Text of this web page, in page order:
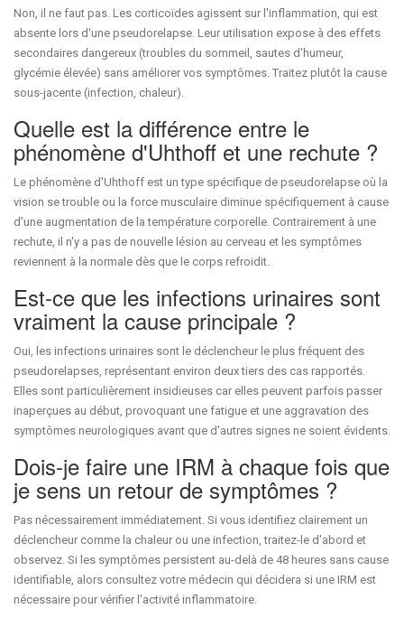
Non, il ne faut pas. Les corticoïdes agissent sur l'inflammation, qui est
absente lors d'une pseudorelapse. Leur utilisation expose à des effets
secondaires dangereux (troubles du sommeil, sautes d'humeur,
glycémie élevée) sans améliorer vos symptômes. Traitez plutôt la cause
sous-jacente (infection, chaleur).
Quelle est la différence entre le
phénomène d'Uhthoff et une rechute ?
Le phénomène d'Uhthoff est un type spécifique de pseudorelapse où la
vision se trouble ou la force musculaire diminue spécifiquement à cause
d'une augmentation de la température corporelle. Contrairement à une
rechute, il n'y a pas de nouvelle lésion au cerveau et les symptômes
reviennent à la normale dès que le corps refroidit.
Est-ce que les infections urinaires sont
vraiment la cause principale ?
Oui, les infections urinaires sont le déclencheur le plus fréquent des
pseudorelapses, représentant environ deux tiers des cas rapportés.
Elles sont particulièrement insidieuses car elles peuvent parfois passer
inaperçues au début, provoquant une fatigue et une aggravation des
symptômes neurologiques avant que d'autres signes ne soient évidents.
Dois-je faire une IRM à chaque fois que
je sens un retour de symptômes ?
Pas nécessairement immédiatement. Si vous identifiez clairement un
déclencheur comme la chaleur ou une infection, traitez-le d'abord et
observez. Si les symptômes persistent au-delà de 48 heures sans cause
identifiable, alors consultez votre médecin qui décidera si une IRM est
nécessaire pour vérifier l'activité inflammatoire.